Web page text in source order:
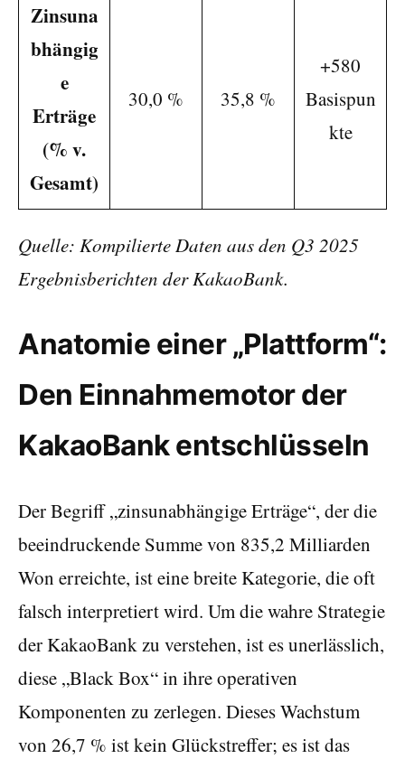
Zinsuna
bhängig
e
Erträge
(% v.
Gesamt)
30,0 % 35,8 %
+580
Basispun
kte
Quelle: Kompilierte Daten aus den Q3 2025
Ergebnisberichten der KakaoBank.
Anatomie einer „Plattform“:
Den Einnahmemotor der
KakaoBank entschlüsseln
Der Begriff „zinsunabhängige Erträge“, der die
beeindruckende Summe von 835,2 Milliarden
Won erreichte, ist eine breite Kategorie, die oft
falsch interpretiert wird. Um die wahre Strategie
der KakaoBank zu verstehen, ist es unerlässlich,
diese „Black Box“ in ihre operativen
Komponenten zu zerlegen. Dieses Wachstum
von 26,7 % ist kein Glückstreffer; es ist das